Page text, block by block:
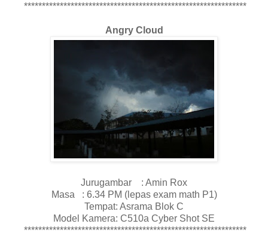
**************************************************************
Angry Cloud
Jurugambar : Amin Rox
Masa : 6.34 PM (lepas exam math P1)
Tempat: Asrama Blok C
Model Kamera: C510a Cyber Shot SE
**************************************************************